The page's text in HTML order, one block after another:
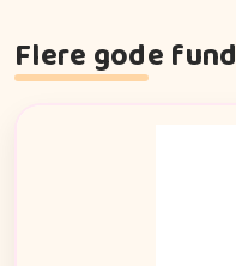
Flere gode fund